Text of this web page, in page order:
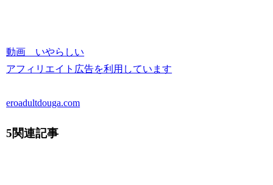
動画 いやらしい
アフィリエイト広告を利用しています
eroadultdouga.com
5関連記事